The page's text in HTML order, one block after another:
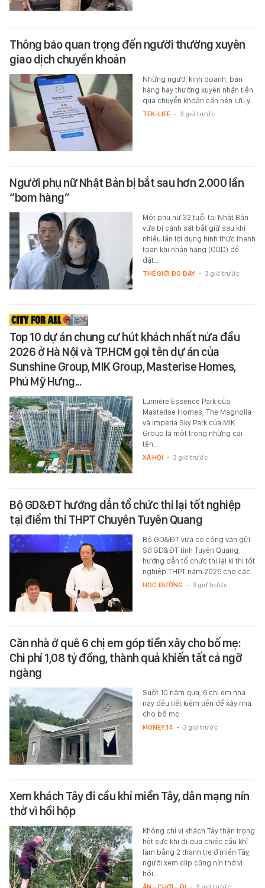
Thông báo quan trọng đến người thường xuyên
giao dịch chuyển khoản
Những người kinh doanh, bán
hàng hay thường xuyên nhận tiền
qua chuyển khoản cần nên lưu ý.
TEK-LIFE - 3 giờ trước
Người phụ nữ Nhật Bản bị bắt sau hơn 2.000 lần
“bom hàng”
Một phụ nữ 32 tuổi tại Nhật Bản
vừa bị cảnh sát bắt giữ sau khi
nhiều lần lợi dụng hình thức thanh
toán khi nhận hàng (COD) để
đặt…
THẾ GIỚI ĐÓ ĐÂY - 3 giờ trước
Top 10 dự án chung cư hút khách nhất nửa đầu
2026 ở Hà Nội và TP.HCM gọi tên dự án của
Sunshine Group, MIK Group, Masterise Homes,
Phú Mỹ Hưng...
Lumière Essence Park của
Masterise Homes, The Magnolia
và Imperia Sky Park của MIK
Group là một trong những cái
tên…
XÃ HỘI - 3 giờ trước
Bộ GD&ĐT hướng dẫn tổ chức thi lại tốt nghiệp
tại điểm thi THPT Chuyên Tuyên Quang
Bộ GD&ĐT vừa có công văn gửi
Sở GD&ĐT tỉnh Tuyên Quang,
hướng dẫn tổ chức thi lại kì thi tốt
nghiệp THPT năm 2026 cho các…
HỌC ĐƯỜNG - 3 giờ trước
Căn nhà ở quê 6 chị em góp tiền xây cho bố mẹ:
Chi phí 1,08 tỷ đồng, thành quả khiến tất cả ngỡ
ngàng
Suốt 10 năm qua, 6 chị em nhà
này đều tiết kiệm tiền để xây nhà
cho bố mẹ.
MONEY.14 - 3 giờ trước
Xem khách Tây đi cầu khỉ miền Tây, dân mạng nín
thở vì hồi hộp
Không chỉ vị khách Tây thận trọng
hết sức khi đi qua chiếc cầu khỉ
làm bằng 2 thanh tre ở miền Tây,
người xem clip cũng nín thở vì
hồi…